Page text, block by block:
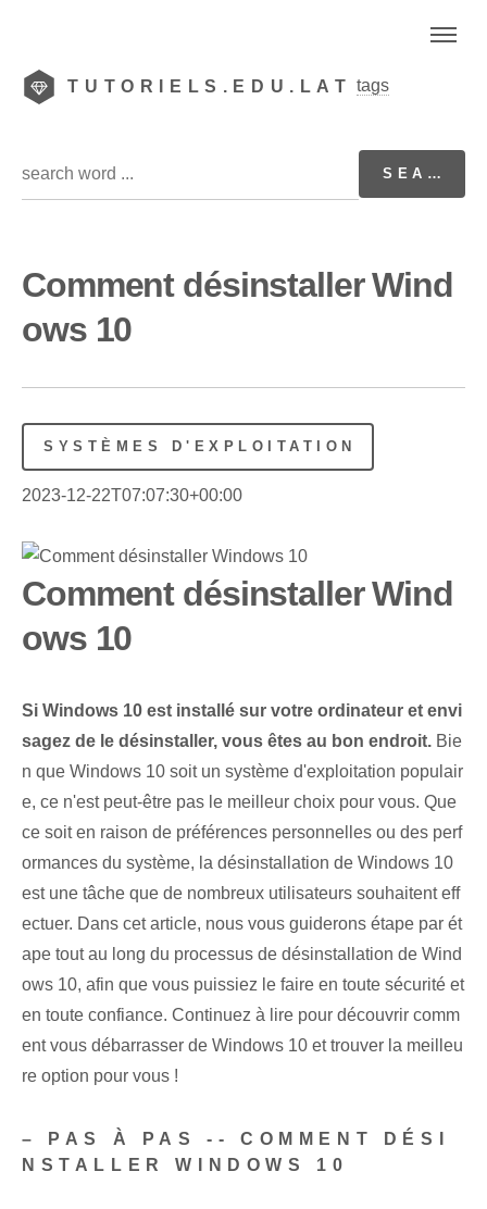
TUTORIELS.EDU.LAT tags
Comment désinstaller Wind
ows 10
SYSTÈMES D'EXPLOITATION
2023-12-22T07:07:30+00:00
Comment désinstaller Wind
ows 10
Si Windows 10⁢ est installé⁢ sur votre ordinateur⁤ et envi
sagez de le désinstaller, vous êtes au bon endroit. Bie
n que Windows 10 soit un système d'exploitation populair
e, ce n'est peut-être pas le meilleur choix pour vous. Que
ce soit en raison de préférences personnelles ou des perf
ormances du système, la désinstallation de Windows 10
est une tâche que de nombreux utilisateurs souhaitent eff
ectuer. Dans cet article, nous vous guiderons étape par ét
ape tout au long du processus de désinstallation de Wind
ows 10, afin que vous puissiez le faire en toute sécurité et
en toute confiance. Continuez à lire pour découvrir comm
ent vous débarrasser de Windows 10 et trouver la meilleu
re option pour vous !
– PAS À PAS -- COMMENT DÉSI
NSTALLER WINDOWS 10